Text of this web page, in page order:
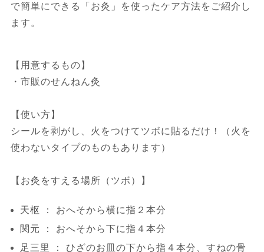
で簡単にできる「お灸」を使ったケア方法をご紹介し
ます。
【用意するもの】
・市販のせんねん灸
【使い方】
シールを剥がし、火をつけてツボに貼るだけ！（火を
使わないタイプのものもあります）
【お灸をすえる場所（ツボ）】
天枢 ： おへそから横に指２本分
関元 ： おへそから下に指４本分
足三里 ： ひざのお皿の下から指４本分、すねの骨